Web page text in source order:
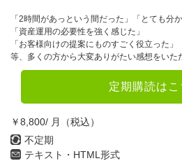
「2時間があっという間だった」「とても分
「資産運用の必要性を強く感じた」
「お客様向けの提案にものすごく役立った」
等、多くの方から大変ありがたい感想をいた
定期購読はこ
￥8,800/ 月（税込）
不定期
テキスト・HTML形式